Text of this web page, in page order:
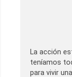
La acción
teníamos
para vivir